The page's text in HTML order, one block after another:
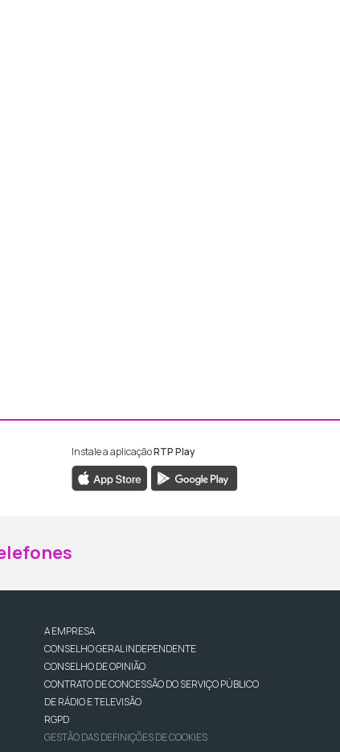
da RTP Madeira
da RTP Madeira
Instale a aplicaçãoRTP Play
A EMPRESA
CONSELHO GERAL INDEPENDENTE
CONSELHO DE OPINIÃO
CONTRATO DE CONCESSÃO DO SERVIÇO PÚBLICO
DE RÁDIO E TELEVISÃO
RGPD
GESTÃO DAS DEFINIÇÕES DE COOKIES